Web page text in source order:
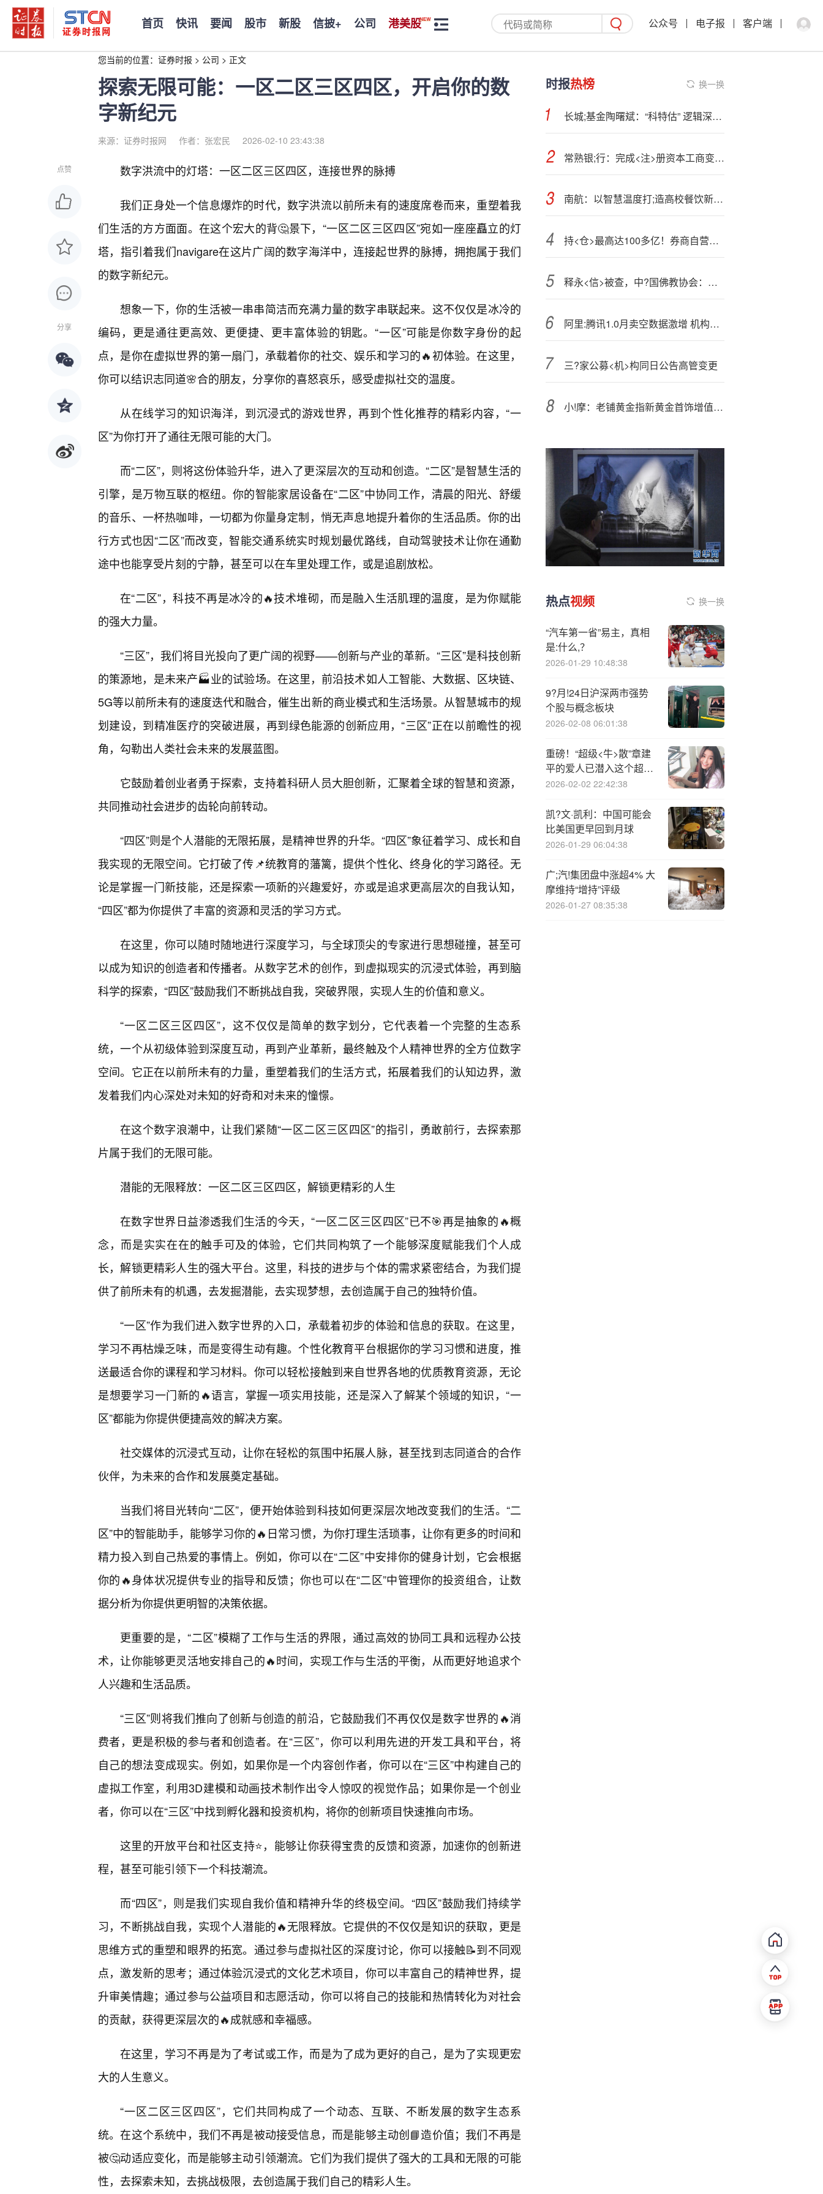
首页 快讯 要闻 股市 新股 信披+ 公司 港美股 公众号 电子报 客户端
您当前的位置： 证券时报 > 公司 > 正文
探索无限可能：一区二区三区四区，开启你的数
字新纪元
来源：证券时报网 作者：张宏民 2026-02-10 23:43:38
点赞
分享
数字洪流中的灯塔：一区二区三区四区，连接世界的脉搏
我们正身处一个信息爆炸的时代，数字洪流以前所未有的速度席卷而来，重塑着我
们生活的方方面面。在这个宏大的背🤔景下，“一区二区三区四区”宛如一座座矗立的灯
塔，指引着我们navigare在这片广阔的数字海洋中，连接起世界的脉搏，拥抱属于我们
的数字新纪元。
想象一下，你的生活被一串串简洁而充满力量的数字串联起来。这不仅仅是冰冷的
编码，更是通往更高效、更便捷、更丰富体验的钥匙。“一区”可能是你数字身份的起
点，是你在虚拟世界的第一扇门，承载着你的社交、娱乐和学习的🔥初体验。在这里，
你可以结识志同道🌸合的朋友，分享你的喜怒哀乐，感受虚拟社交的温度。
从在线学习的知识海洋，到沉浸式的游戏世界，再到个性化推荐的精彩内容，“一
区”为你打开了通往无限可能的大门。
而“二区”，则将这份体验升华，进入了更深层次的互动和创造。“二区”是智慧生活的
引擎，是万物互联的枢纽。你的智能家居设备在“二区”中协同工作，清晨的阳光、舒缓
的音乐、一杯热咖啡，一切都为你量身定制，悄无声息地提升着你的生活品质。你的出
行方式也因“二区”而改变，智能交通系统实时规划最优路线，自动驾驶技术让你在通勤
途中也能享受片刻的宁静，甚至可以在车里处理工作，或是追剧放松。
在“二区”，科技不再是冰冷的🔥技术堆砌，而是融入生活肌理的温度，是为你赋能
的强大力量。
“三区”，我们将目光投向了更广阔的视野——创新与产业的革新。“三区”是科技创新
的策源地，是未来产🏭业的试验场。在这里，前沿技术如人工智能、大数据、区块链、
5G等以前所未有的速度迭代和融合，催生出新的商业模式和生活场景。从智慧城市的规
划建设，到精准医疗的突破进展，再到绿色能源的创新应用，“三区”正在以前瞻性的视
角，勾勒出人类社会未来的发展蓝图。
它鼓励着创业者勇于探索，支持着科研人员大胆创新，汇聚着全球的智慧和资源，
共同推动社会进步的齿轮向前转动。
“四区”则是个人潜能的无限拓展，是精神世界的升华。“四区”象征着学习、成长和自
我实现的无限空间。它打破了传📌统教育的藩篱，提供个性化、终身化的学习路径。无
论是掌握一门新技能，还是探索一项新的兴趣爱好，亦或是追求更高层次的自我认知，
“四区”都为你提供了丰富的资源和灵活的学习方式。
在这里，你可以随时随地进行深度学习，与全球顶尖的专家进行思想碰撞，甚至可
以成为知识的创造者和传播者。从数字艺术的创作，到虚拟现实的沉浸式体验，再到脑
科学的探索，“四区”鼓励我们不断挑战自我，突破界限，实现人生的价值和意义。
“一区二区三区四区”，这不仅仅是简单的数字划分，它代表着一个完整的生态系
统，一个从初级体验到深度互动，再到产业革新，最终触及个人精神世界的全方位数字
空间。它正在以前所未有的力量，重塑着我们的生活方式，拓展着我们的认知边界，激
发着我们内心深处对未知的好奇和对未来的憧憬。
在这个数字浪潮中，让我们紧随“一区二区三区四区”的指引，勇敢前行，去探索那
片属于我们的无限可能。
潜能的无限释放：一区二区三区四区，解锁更精彩的人生
在数字世界日益渗透我们生活的今天，“一区二区三区四区”已不🎯再是抽象的🔥概
念，而是实实在在的触手可及的体验，它们共同构筑了一个能够深度赋能我们个人成
长，解锁更精彩人生的强大平台。这里，科技的进步与个体的需求紧密结合，为我们提
供了前所未有的机遇，去发掘潜能，去实现梦想，去创造属于自己的独特价值。
“一区”作为我们进入数字世界的入口，承载着初步的体验和信息的获取。在这里，
学习不再枯燥乏味，而是变得生动有趣。个性化教育平台根据你的学习习惯和进度，推
送最适合你的课程和学习材料。你可以轻松接触到来自世界各地的优质教育资源，无论
是想要学习一门新的🔥语言，掌握一项实用技能，还是深入了解某个领域的知识，“一
区”都能为你提供便捷高效的解决方案。
社交媒体的沉浸式互动，让你在轻松的氛围中拓展人脉，甚至找到志同道合的合作
伙伴，为未来的合作和发展奠定基础。
当我们将目光转向“二区”，便开始体验到科技如何更深层次地改变我们的生活。“二
区”中的智能助手，能够学习你的🔥日常习惯，为你打理生活琐事，让你有更多的时间和
精力投入到自己热爱的事情上。例如，你可以在“二区”中安排你的健身计划，它会根据
你的🔥身体状况提供专业的指导和反馈；你也可以在“二区”中管理你的投资组合，让数
据分析为你提供更明智的决策依据。
更重要的是，“二区”模糊了工作与生活的界限，通过高效的协同工具和远程办公技
术，让你能够更灵活地安排自己的🔥时间，实现工作与生活的平衡，从而更好地追求个
人兴趣和生活品质。
“三区”则将我们推向了创新与创造的前沿，它鼓励我们不再仅仅是数字世界的🔥消
费者，更是积极的参与者和创造者。在“三区”，你可以利用先进的开发工具和平台，将
自己的想法变成现实。例如，如果你是一个内容创作者，你可以在“三区”中构建自己的
虚拟工作室，利用3D建模和动画技术制作出令人惊叹的视觉作品；如果你是一个创业
者，你可以在“三区”中找到孵化器和投资机构，将你的创新项目快速推向市场。
这里的开放平台和社区支持⭐，能够让你获得宝贵的反馈和资源，加速你的创新进
程，甚至可能引领下一个科技潮流。
而“四区”，则是我们实现自我价值和精神升华的终极空间。“四区”鼓励我们持续学
习，不断挑战自我，实现个人潜能的🔥无限释放。它提供的不仅仅是知识的获取，更是
思维方式的重塑和眼界的拓宽。通过参与虚拟社区的深度讨论，你可以接触📝到不同观
点，激发新的思考；通过体验沉浸式的文化艺术项目，你可以丰富自己的精神世界，提
升审美情趣；通过参与公益项目和志愿活动，你可以将自己的技能和热情转化为对社会
的贡献，获得更深层次的🔥成就感和幸福感。
在这里，学习不再是为了考试或工作，而是为了成为更好的自己，是为了实现更宏
大的人生意义。
“一区二区三区四区”，它们共同构成了一个动态、互联、不断发展的数字生态系
统。在这个系统中，我们不再是被动接受信息，而是能够主动创📘造价值；我们不再是
被🤔动适应变化，而是能够主动引领潮流。它们为我们提供了强大的工具和无限的可能
性，去探索未知，去挑战极限，去创造属于我们自己的精彩人生。
时报热榜 换一换
长城;基金陶曙斌：“科特估” 逻辑深化，科创板长期投资价值凸显
常熟银;行：完成<注>册资本工商变更登记 注册资本增至约33.16亿元
南航：以智慧温度打;造高校餐饮新范式，践行“美好‘食’光”
持<仓>最高达100多亿！券商自营重仓股出炉
释永<信>被查，中?国佛教协会：坚持以戒为师，推动我国佛教健康传承
阿里:腾讯1.0月卖空数据激增 机构称震荡中孕育慢牛机会
三?家公募<机>构同日公告高管变更
小!摩：老铺黄金指新黄金首饰增值税影响或有限 重申“跑赢大市”评级
热点视频 换一换
“汽车第一省”易主，真相
是:什么,？
2026-01-29 10:48:38
9?月!24日沪深两市强势
个股与概念板块
2026-02-08 06:01:38
重磅！“超级<牛>散”章建
平的爱人已潜入这个超级
赛道
2026-02-02 22:42:38
凯?文·凯利：中国可能会
比美国更早回到月球
2026-01-29 06:04:38
广;汽!集团盘中涨超4% 大
摩维持“增持”评级
2026-01-27 08:35:38